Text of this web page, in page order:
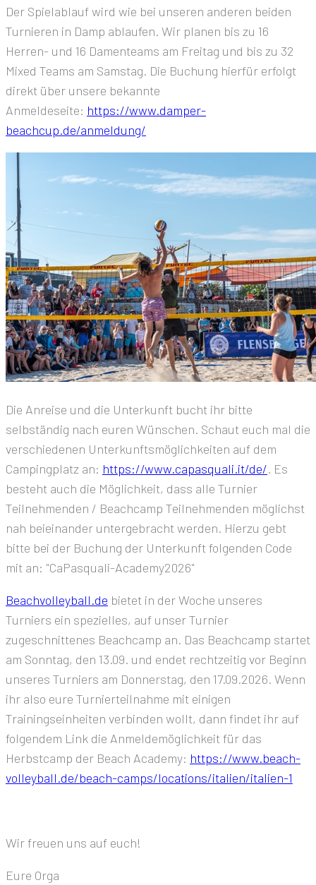
Der Spielablauf wird wie bei unseren anderen beiden
Turnieren in Damp ablaufen. Wir planen bis zu 16
Herren- und 16 Damenteams am Freitag und bis zu 32
Mixed Teams am Samstag. Die Buchung hierfür erfolgt
direkt über unsere bekannte
Anmeldeseite: https://www.damper-
beachcup.de/anmeldung/
Die Anreise und die Unterkunft bucht ihr bitte
selbständig nach euren Wünschen. Schaut euch mal die
verschiedenen Unterkunftsmöglichkeiten auf dem
Campingplatz an: https://www.capasquali.it/de/. Es
besteht auch die Möglichkeit, dass alle Turnier
Teilnehmenden / Beachcamp Teilnehmenden möglichst
nah beieinander untergebracht werden. Hierzu gebt
bitte bei der Buchung der Unterkunft folgenden Code
mit an: "CaPasquali-Academy2026"
Beachvolleyball.de bietet in der Woche unseres
Turniers ein spezielles, auf unser Turnier
zugeschnittenes Beachcamp an. Das Beachcamp startet
am Sonntag, den 13.09. und endet rechtzeitig vor Beginn
unseres Turniers am Donnerstag, den 17.09.2026. Wenn
ihr also eure Turnierteilnahme mit einigen
Trainingseinheiten verbinden wollt, dann findet ihr auf
folgendem Link die Anmeldemöglichkeit für das
Herbstcamp der Beach Academy: https://www.beach-
volleyball.de/beach-camps/locations/italien/italien-1
Wir freuen uns auf euch!
Eure Orga